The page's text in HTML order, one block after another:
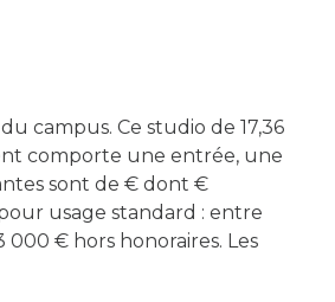
campus. Ce studio de 17,36
comporte une entrée, une
sont de € dont €
usage standard : entre
€ hors honoraires. Les